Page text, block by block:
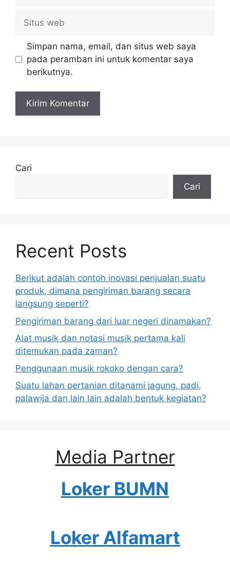
web
Simpan nama, email, dan situs web saya
pada peramban ini untuk komentar saya
berikutnya.
Cari
Cari
Recent Posts
Berikut adalah contoh inovasi penjualan suatu
produk, dimana pengiriman barang secara
langsung seperti?
Pengiriman barang dari luar negeri dinamakan?
Alat musik dan notasi musik pertama kali
ditemukan pada zaman?
Penggunaan musik rokoko dengan cara?
Suatu lahan pertanian ditanami jagung, padi,
palawija dan lain lain adalah bentuk kegiatan?
Media Partner
Loker BUMN
Loker Alfamart